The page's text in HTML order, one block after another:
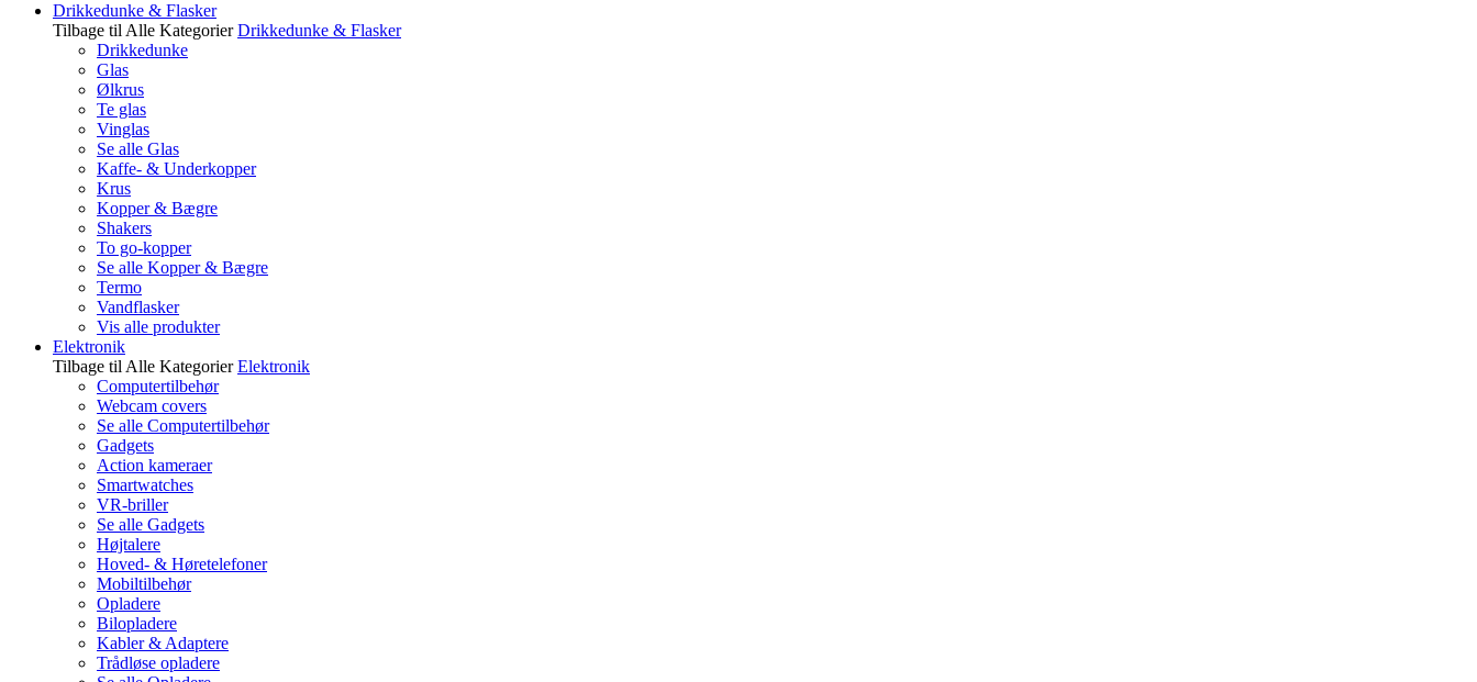
Drikkedunke & Flasker
Tilbage til Alle Kategorier Drikkedunke & Flasker
Drikkedunke
Glas
Ølkrus
Te glas
Vinglas
Se alle Glas
Kaffe- & Underkopper
Krus
Kopper & Bægre
Shakers
To go-kopper
Se alle Kopper & Bægre
Termo
Vandflasker
Vis alle produkter
Elektronik
Tilbage til Alle Kategorier Elektronik
Computertilbehør
Webcam covers
Se alle Computertilbehør
Gadgets
Action kameraer
Smartwatches
VR-briller
Se alle Gadgets
Højtalere
Hoved- & Høretelefoner
Mobiltilbehør
Opladere
Bilopladere
Kabler & Adaptere
Trådløse opladere